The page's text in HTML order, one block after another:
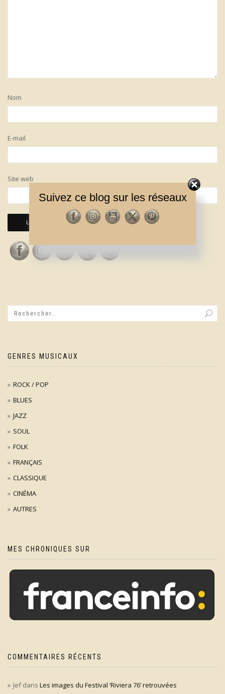
Nom
E-mail
Site web
GENRES MUSICAUX
ROCK / POP
BLUES
JAZZ
SOUL
FOLK
FRANÇAIS
CLASSIQUE
CINÉMA
AUTRES
MES CHRONIQUES SUR
COMMENTAIRES RÉCENTS
Jefdans Les images du Festival ‘Riviera 76’ retrouvées
Suivez ce blog sur les réseaux